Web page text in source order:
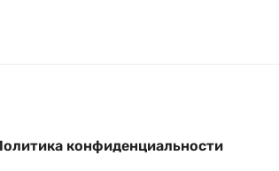
конфиденциальности